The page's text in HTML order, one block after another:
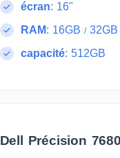
écran: 16"
RAM: 16GB /32GB
capacité: 512GB
Dell Précision 7680